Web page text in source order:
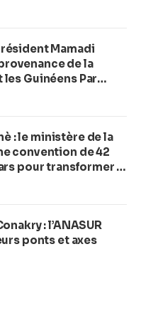
Mamadi
de la
Guinéens Par
: le ministère de la
convention de 42
pour transformer la
balnéaire
: l’ANASUR
ponts et axes